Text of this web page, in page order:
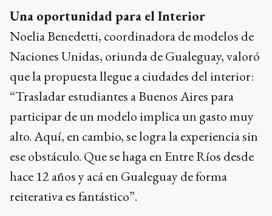
Una oportunidad para el Interior
Noelia Benedetti, coordinadora de modelos de
Naciones Unidas, oriunda de Gualeguay, valoró
que la propuesta llegue a ciudades del interior:
“Trasladar estudiantes a Buenos Aires para
participar de un modelo implica un gasto muy
alto. Aquí, en cambio, se logra la experiencia sin
ese obstáculo. Que se haga en Entre Ríos desde
hace 12 años y acá en Gualeguay de forma
reiterativa es fantástico”.